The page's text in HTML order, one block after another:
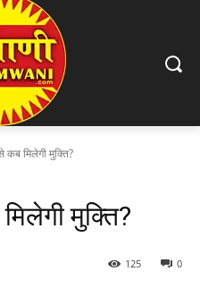
कब मिलेगी मुक्ति?
मुक्ति?
0
125